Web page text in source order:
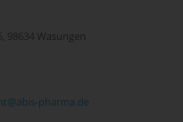
98634 Wasungen
pharma.de